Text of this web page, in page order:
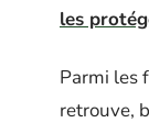
les
Parmi les
retrouve,